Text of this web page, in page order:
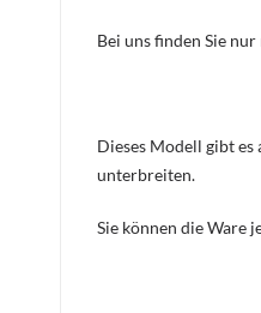
Bei uns finden Sie
Dieses Modell gibt
unterbreiten.
Sie können die Ware